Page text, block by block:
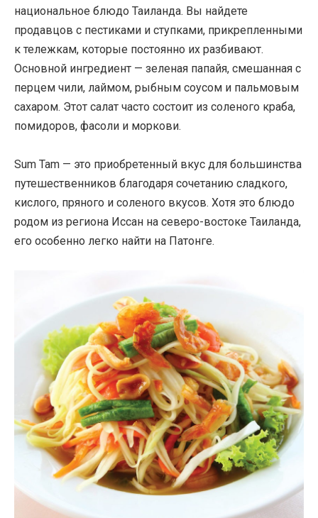
национальное блюдо Таиланда. Вы найдете
продавцов с пестиками и ступками, прикрепленными
к тележкам, которые постоянно их разбивают.
Основной ингредиент — зеленая папайя, смешанная с
перцем чили, лаймом, рыбным соусом и пальмовым
сахаром. Этот салат часто состоит из соленого краба,
помидоров, фасоли и моркови.
Sum Tam — это приобретенный вкус для большинства
путешественников благодаря сочетанию сладкого,
кислого, пряного и соленого вкусов. Хотя это блюдо
родом из региона Иссан на северо-востоке Таиланда,
его особенно легко найти на Патонге.